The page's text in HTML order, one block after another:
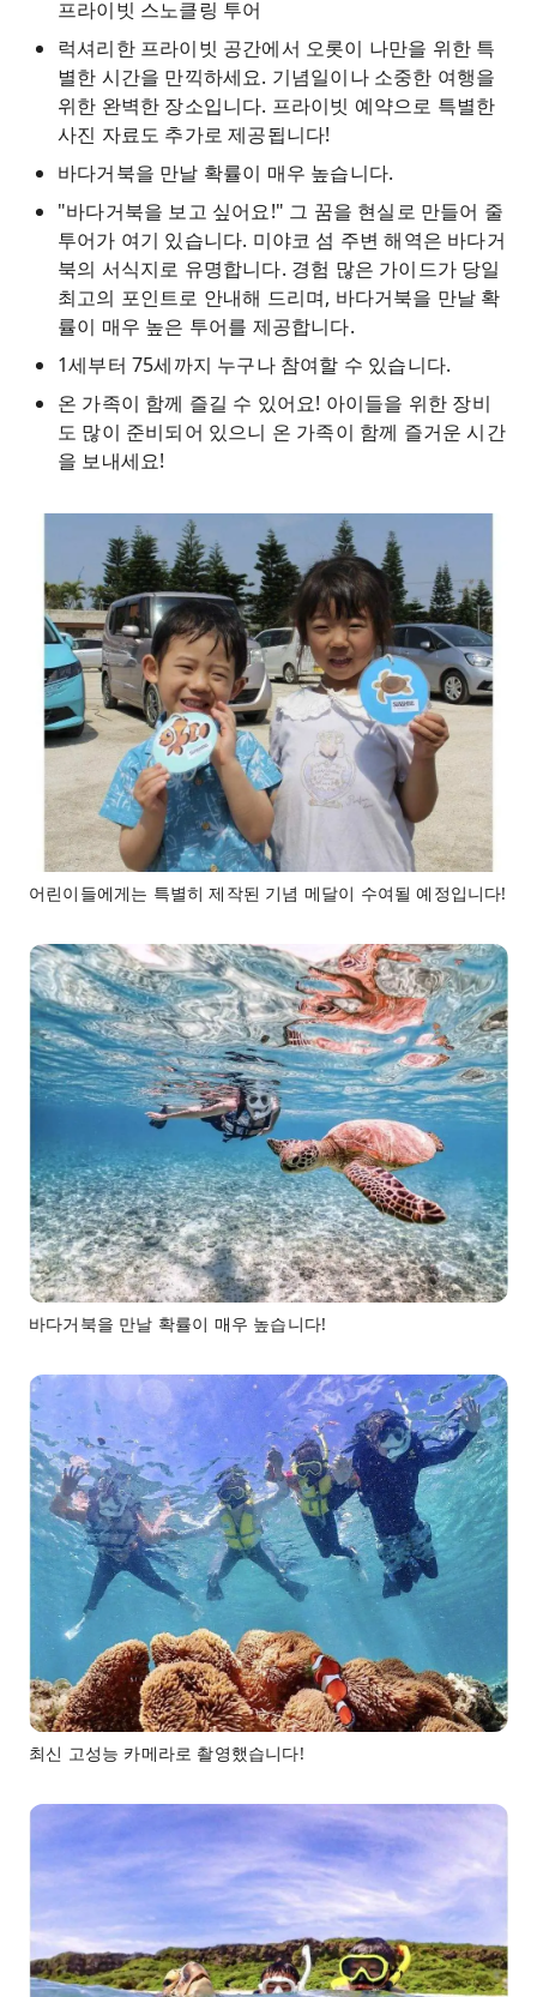
프라이빗 스노클링 투어
럭셔리한 프라이빗 공간에서 오롯이 나만을 위한 특
별한 시간을 만끽하세요. 기념일이나 소중한 여행을
위한 완벽한 장소입니다. 프라이빗 예약으로 특별한
사진 자료도 추가로 제공됩니다!
바다거북을 만날 확률이 매우 높습니다.
"바다거북을 보고 싶어요!" 그 꿈을 현실로 만들어 줄
투어가 여기 있습니다. 미야코 섬 주변 해역은 바다거
북의 서식지로 유명합니다. 경험 많은 가이드가 당일
최고의 포인트로 안내해 드리며, 바다거북을 만날 확
률이 매우 높은 투어를 제공합니다.
1세부터 75세까지 누구나 참여할 수 있습니다.
온 가족이 함께 즐길 수 있어요! 아이들을 위한 장비
도 많이 준비되어 있으니 온 가족이 함께 즐거운 시간
을 보내세요!
어린이들에게는 특별히 제작된 기념 메달이 수여될 예정입니다!
바다거북을 만날 확률이 매우 높습니다!
최신 고성능 카메라로 촬영했습니다!